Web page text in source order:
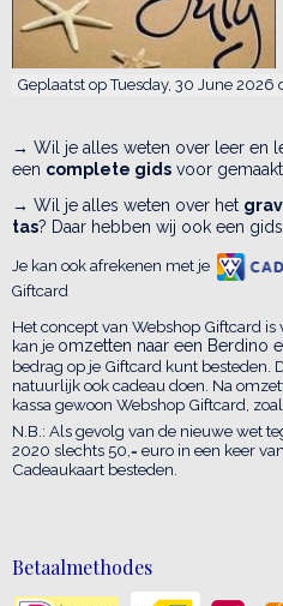
Geplaatst op Tuesday, 30 June 2026
→ Wil je alles weten over leer en
een complete gids voor
→ Wil je alles weten over het
tas? Daar hebben wij ook een
Je kan ook afrekenen met je
Giftcard
Het concept van Webshop Giftcard
kan je omzetten naar een Berdino
bedrag op je Giftcard kunt besteden.
natuurlijk ook cadeau doen. Na
kassa gewoon Webshop Giftcard,
N.B.: Als gevolg van de nieuwe wet
2020 slechts 50,= euro in een keer
Cadeaukaart besteden.
Betaalmethodes